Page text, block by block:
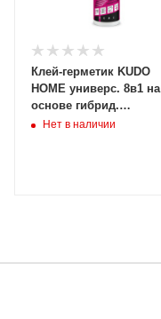
Клей-герметик KUDO
HOME универс. 8в1 на
основе гибрид.
полимеров 280мл KBK-
Нет в наличии